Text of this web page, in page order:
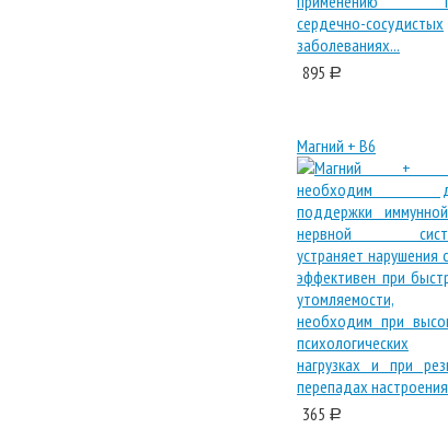
895 a
Магний + В6
365 a